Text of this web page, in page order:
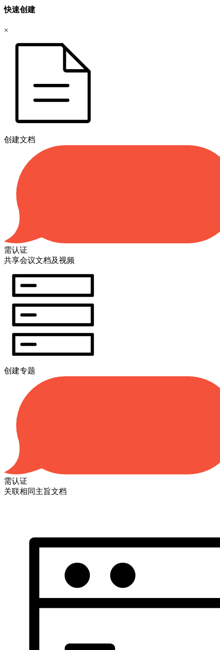
快速创建
×
创建文档
需认证
共享会议文档及视频
创建专题
需认证
关联相同主旨文档